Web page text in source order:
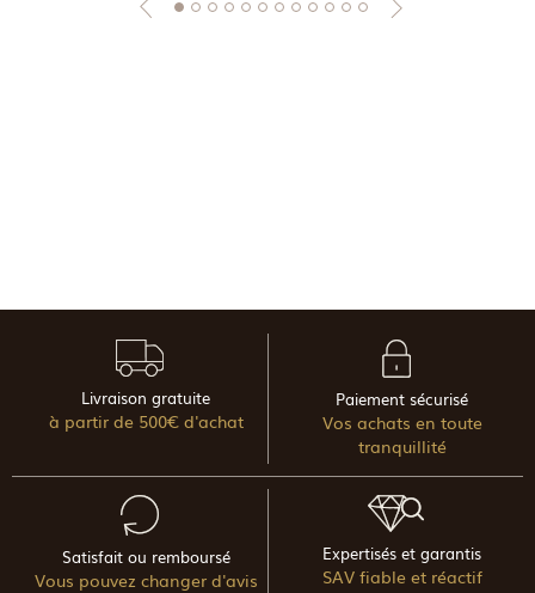
Livraison gratuite
à partir de 500€ d'achat
Paiement sécurisé
Vos achats en toute
tranquillité
Satisfait ou remboursé
Vous pouvez changer d'avis
Expertisés et garantis
SAV fiable et réactif